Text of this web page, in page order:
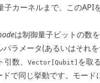
カーネルまで、このAPI
は制御量子ビットの数
パラメータ(あるいはそれ
数、 Vector[Qubit]
を取
で同じ挙動です。モード